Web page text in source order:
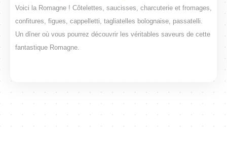
Voici la Romagne ! Côtelettes, saucisses, charcuterie et fromages,
confitures, figues, cappelletti, tagliatelles bolognaise, passatelli.
Un dîner où vous pourrez découvrir les véritables saveurs de cette
fantastique Romagne.